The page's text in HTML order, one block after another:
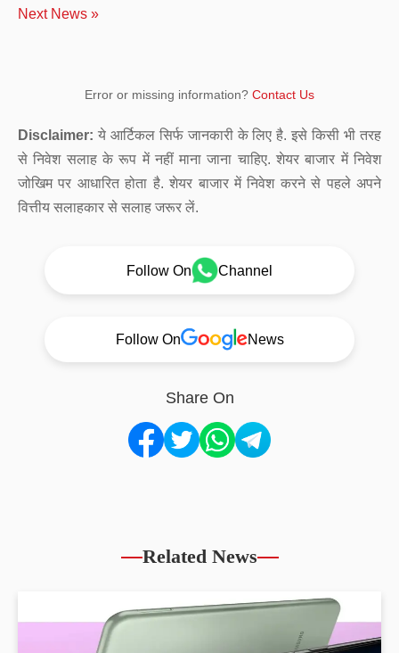
Next News »
Error or missing information? Contact Us
Disclaimer: ये आर्टिकल सिर्फ जानकारी के लिए है. इसे किसी भी तरह
से निवेश सलाह के रूप में नहीं माना जाना चाहिए. शेयर बाजार में निवेश
जोखिम पर आधारित होता है. शेयर बाजार में निवेश करने से पहले अपने
वित्तीय सलाहकार से सलाह जरूर लें.
Follow On Channel
Follow On News
Share On
Related News